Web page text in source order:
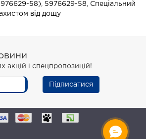
58)
5976629-58
Спеціальний
від дощу
акцій і спецпропозицій!
Підписатися